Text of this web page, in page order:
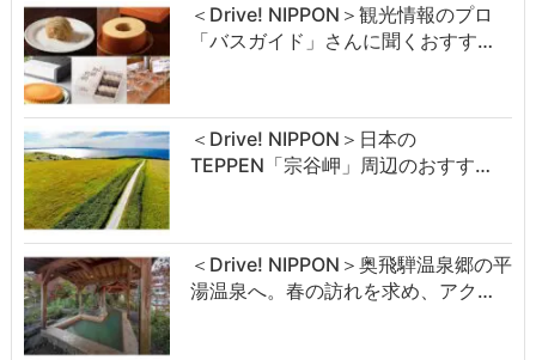
＜Drive! NIPPON＞観光情報のプロ
「バスガイド」さんに聞くおすす…
＜Drive! NIPPON＞日本の
TEPPEN「宗谷岬」周辺のおすす…
＜Drive! NIPPON＞奥飛騨温泉郷の平
湯温泉へ。春の訪れを求め、アク…